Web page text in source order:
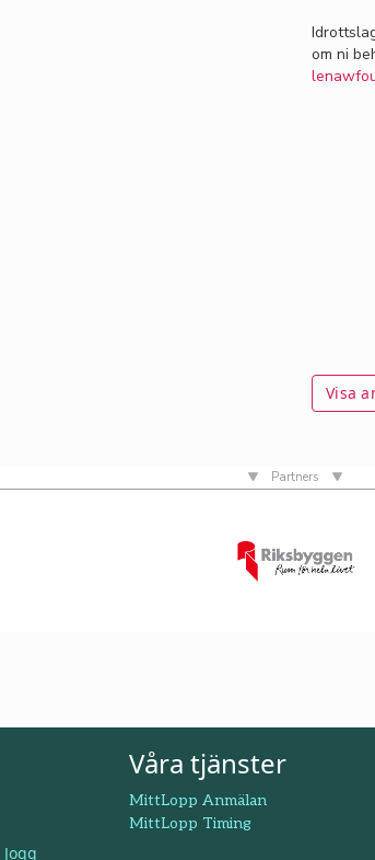
om ni
Visa
Partners
Jogg
Våra tjänster
MittLopp Anmälan
MittLopp Timing